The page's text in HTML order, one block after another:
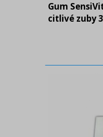
Gum
citlivé zuby